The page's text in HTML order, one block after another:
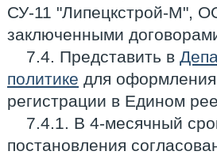
СУ-11 "Липецкстрой-М",
заключенными
7.4. Представить в
политике для
регистрации в Едином
7.4.1. В 4-месячный
постановления